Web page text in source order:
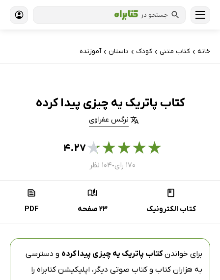
جستجو در
خانه › کتاب‌ متنی › کودک › داستان › آموزنده
کتاب پاتریک یه چیزی پیدا کرده
نرگس عفراوی
★
★
★
★
★۴.۲۷
۱۷۰ رای ● ۱۰۴ نظر
کتاب الکترونیک 23 صفحه PDF
برای خواندنکتاب پاتریک یه چیزی پیدا کرده و دسترسی
به هزاران کتاب و کتاب صوتی دیگر، اپلیکیشن کتابراه را